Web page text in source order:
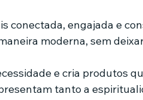
conectada, engajada e
moderna, sem
e cria produtos
tanto a